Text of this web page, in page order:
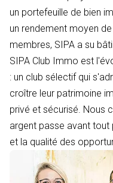
un portefeuille de bien
un rendement moyen
membres, SIPA a su
SIPA Club Immo est
: un club sélectif qui
croître leur patrimoine
privé et sécurisé. Nous
argent passe avant
et la qualité des